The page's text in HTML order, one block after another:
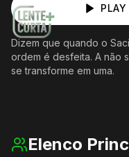
PLAY
Dizem que quando o
ordem é desfeita. A não
se transforme em uma.
Elenco